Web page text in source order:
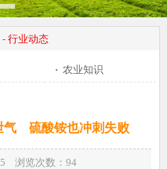
- 行业动态
· 农业知识
气 硫酸铵也冲刺失败
浏览次数： 94